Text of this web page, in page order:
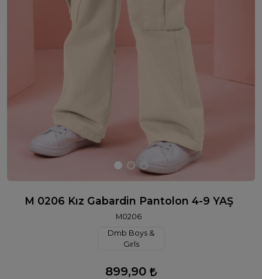
M 0206 Kız Gabardin Pantolon 4-9 YAŞ
M0206
Dmb Boys &
Gırls
899,90